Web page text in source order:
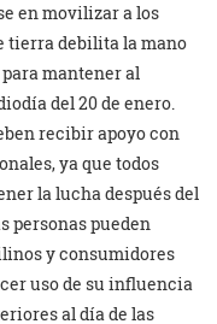
en movilizar a los
tierra debilita la mano
mantener al
del 20 de enero.
recibir apoyo con
ya que todos
la lucha después del
personas pueden
y consumidores
uso de su influencia
al día de las